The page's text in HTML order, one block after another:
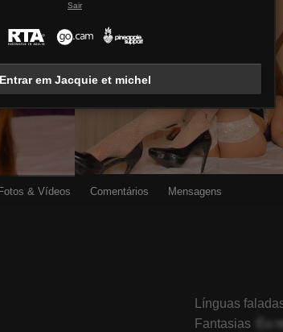
& Vídeos Comentários Mensagens
Línguas
Fantasias
Eu
Sair
Entrar em Jacquie et michel